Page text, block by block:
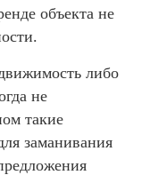
объекта не
либо
не
такие
заманивания